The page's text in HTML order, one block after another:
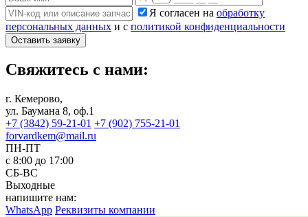
Я согласен на обработку
персональных данных и с политикой конфиденциальности
Оставить заявку
Свяжитесь с нами:
г. Кемерово,
ул. Баумана 8, оф.1
+7 (3842) 59-21-01 +7 (902) 755-21-01
forvardkem@mail.ru
ПН-ПТ
с 8:00 до 17:00
СБ-ВС
Выходные
напишите нам:
WhatsApp Реквизиты компании